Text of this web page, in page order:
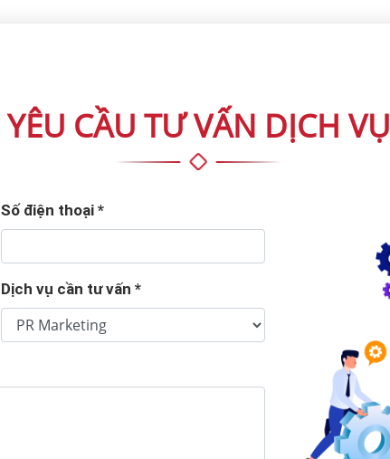
YÊU CẦU TƯ VẤN DỊCH VỤ
Số điện thoại*
Dịch vụ cần tư vấn*